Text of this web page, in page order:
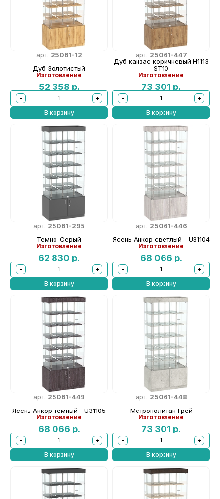
арт. 25061-12
Дуб Золотистый
Изготовление
52 358 р.
−
+
В корзину
арт. 25061-447
Дуб канзас коричневый Н1113
ST10
Изготовление
73 301 р.
−
+
В корзину
арт. 25061-295
Темно-Серый
Изготовление
62 830 р.
−
+
В корзину
арт. 25061-446
Ясень Анкор светлый - U31104
Изготовление
68 066 р.
−
+
В корзину
арт. 25061-449
Ясень Анкор темный - U31105
Изготовление
68 066 р.
−
+
В корзину
арт. 25061-448
Метрополитан Грей
Изготовление
73 301 р.
−
+
В корзину